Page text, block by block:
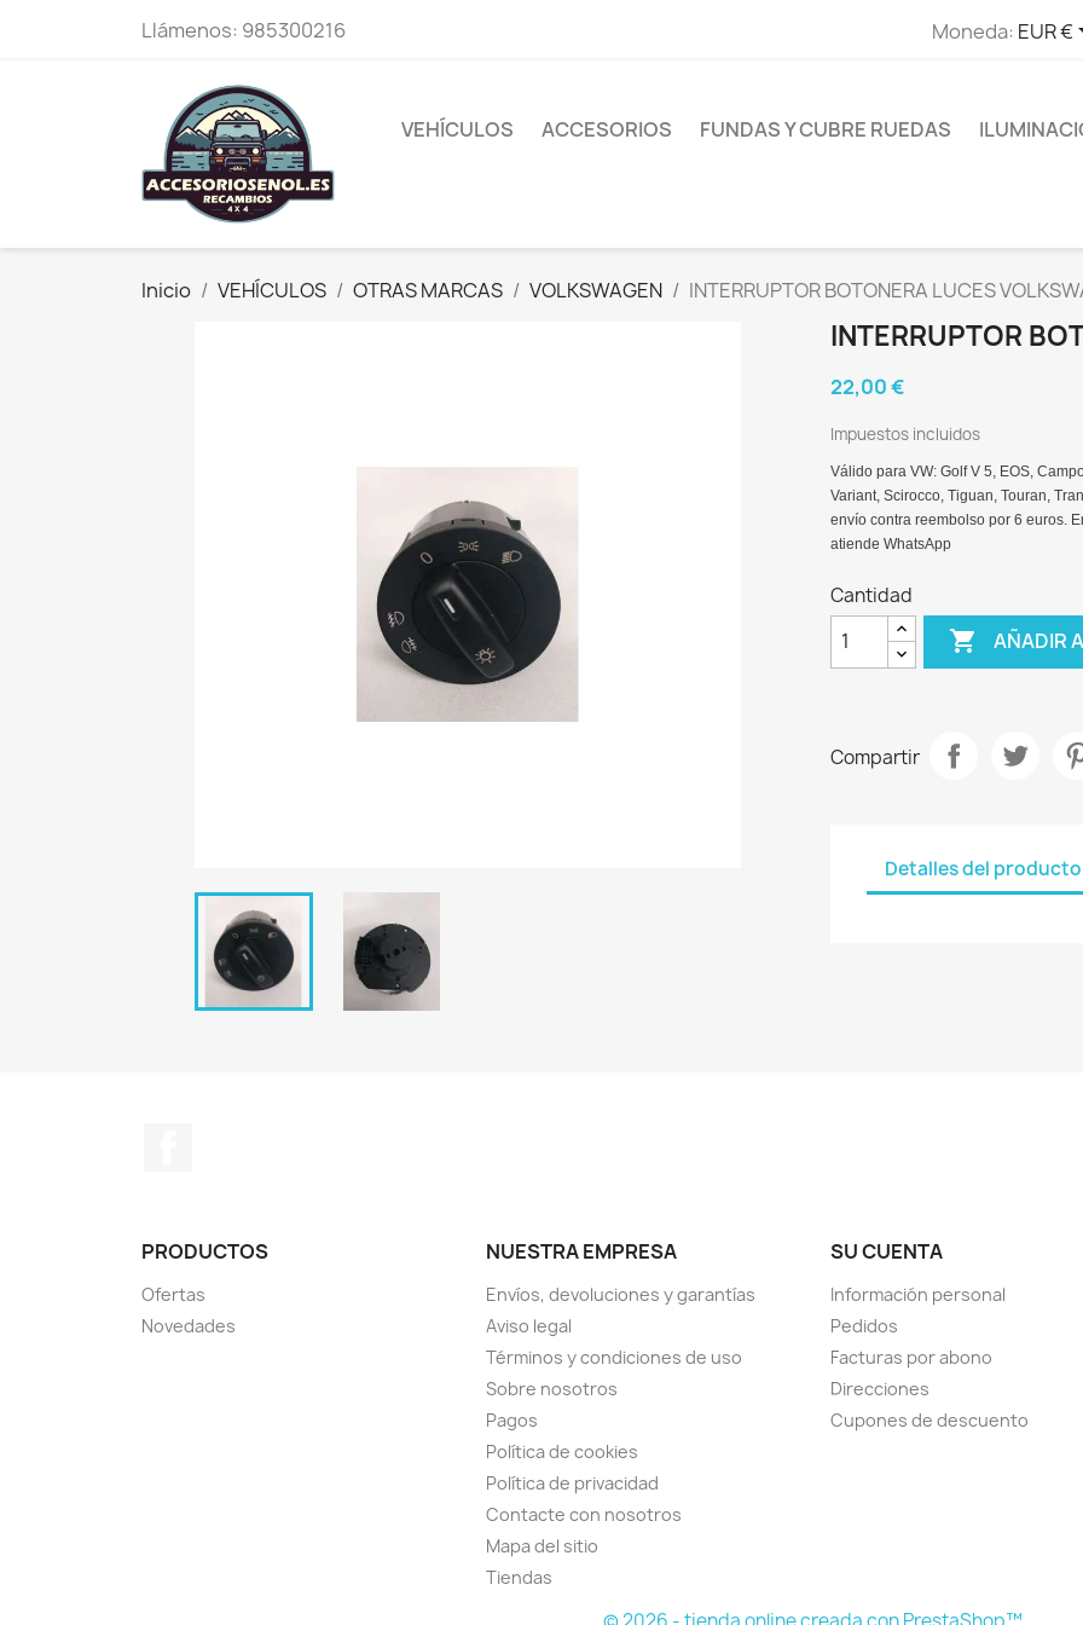
Llámenos: 985300216 Moneda: EUR €
VEHÍCULOS ACCESORIOS FUNDAS Y CUBRE RUEDAS
Inicio VEHÍCULOS OTRAS MARCAS VOLKSWAGEN INTERRUPTOR BOTONERA LUCES
INTERRUPTOR
22,00 €
Impuestos incluidos
Válido para VW: Golf V 5, EOS,
Variant, Scirocco, Tiguan, Touran,
envío contra reembolso por 6 euros.
atiende WhatsApp
Cantidad
 AÑADIR
Compartir
Detalles del producto
PRODUCTOS
Ofertas
Novedades
NUESTRA EMPRESA
Envíos, devoluciones y garantías
Aviso legal
Términos y condiciones de uso
Sobre nosotros
Pagos
Política de cookies
Política de privacidad
Contacte con nosotros
Mapa del sitio
Tiendas
SU CUENTA
Información personal
Pedidos
Facturas por abono
Direcciones
Cupones de descuento